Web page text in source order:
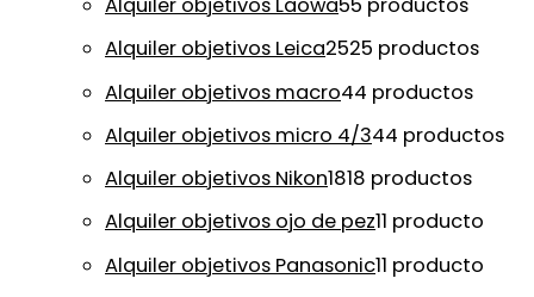
Alquiler objetivos Leica2525 productos
Alquiler objetivos macro44 productos
Alquiler objetivos micro 4/344 productos
Alquiler objetivos Nikon1818 productos
Alquiler objetivos ojo de pez11 producto
Alquiler objetivos Panasonic11 producto